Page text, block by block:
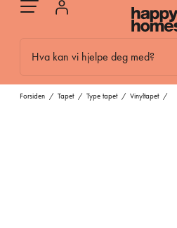
Hva kan vi hjelpe deg med?
Forsiden / Tapet / Type tapet / Vinyltapet /